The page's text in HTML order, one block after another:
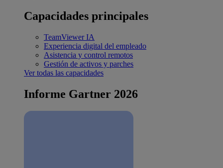
Capacidades principales
TeamViewer IA
Experiencia digital del empleado
Asistencia y control remotos
Gestión de activos y parches
Ver todas las capacidades
Informe Gartner 2026